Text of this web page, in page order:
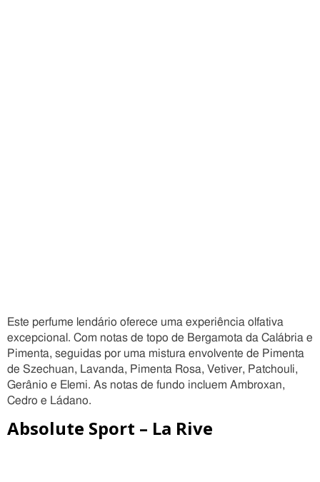
Este perfume lendário oferece uma experiência olfativa
excepcional. Com notas de topo de Bergamota da Calábria e
Pimenta, seguidas por uma mistura envolvente de Pimenta
de Szechuan, Lavanda, Pimenta Rosa, Vetiver, Patchouli,
Gerânio e Elemi. As notas de fundo incluem Ambroxan,
Cedro e Ládano.
Absolute Sport – La Rive